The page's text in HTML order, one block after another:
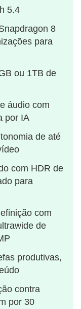
5.4
8
para
ou 1TB de
áudio com
por IA
de até
com HDR de
para
com
de
produtivas,
contra
por 30